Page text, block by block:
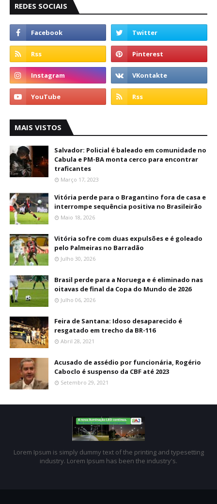
REDES SOCIAIS
MAIS VISTOS
Salvador: Policial é baleado em comunidade no
Cabula e PM-BA monta cerco para encontrar
traficantes
Março 17, 2023
Vitória perde para o Bragantino fora de casa e
interrompe sequência positiva no Brasileirão
Maio 18, 2026
Vitória sofre com duas expulsões e é goleado
pelo Palmeiras no Barradão
Julho 30, 2026
Brasil perde para a Noruega e é eliminado nas
oitavas de final da Copa do Mundo de 2026
Julho 06, 2026
Feira de Santana: Idoso desaparecido é
resgatado em trecho da BR-116
Abril 28, 2021
Acusado de assédio por funcionária, Rogério
Caboclo é suspenso da CBF até 2023
Setembro 29, 2021
Lorem Ipsum is simply dummy text of the printing and typesetting
industry. Lorem Ipsum has been the industry's.